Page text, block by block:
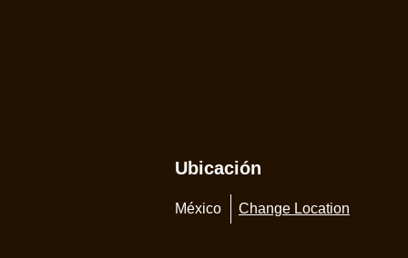
Ubicación
México Change Location